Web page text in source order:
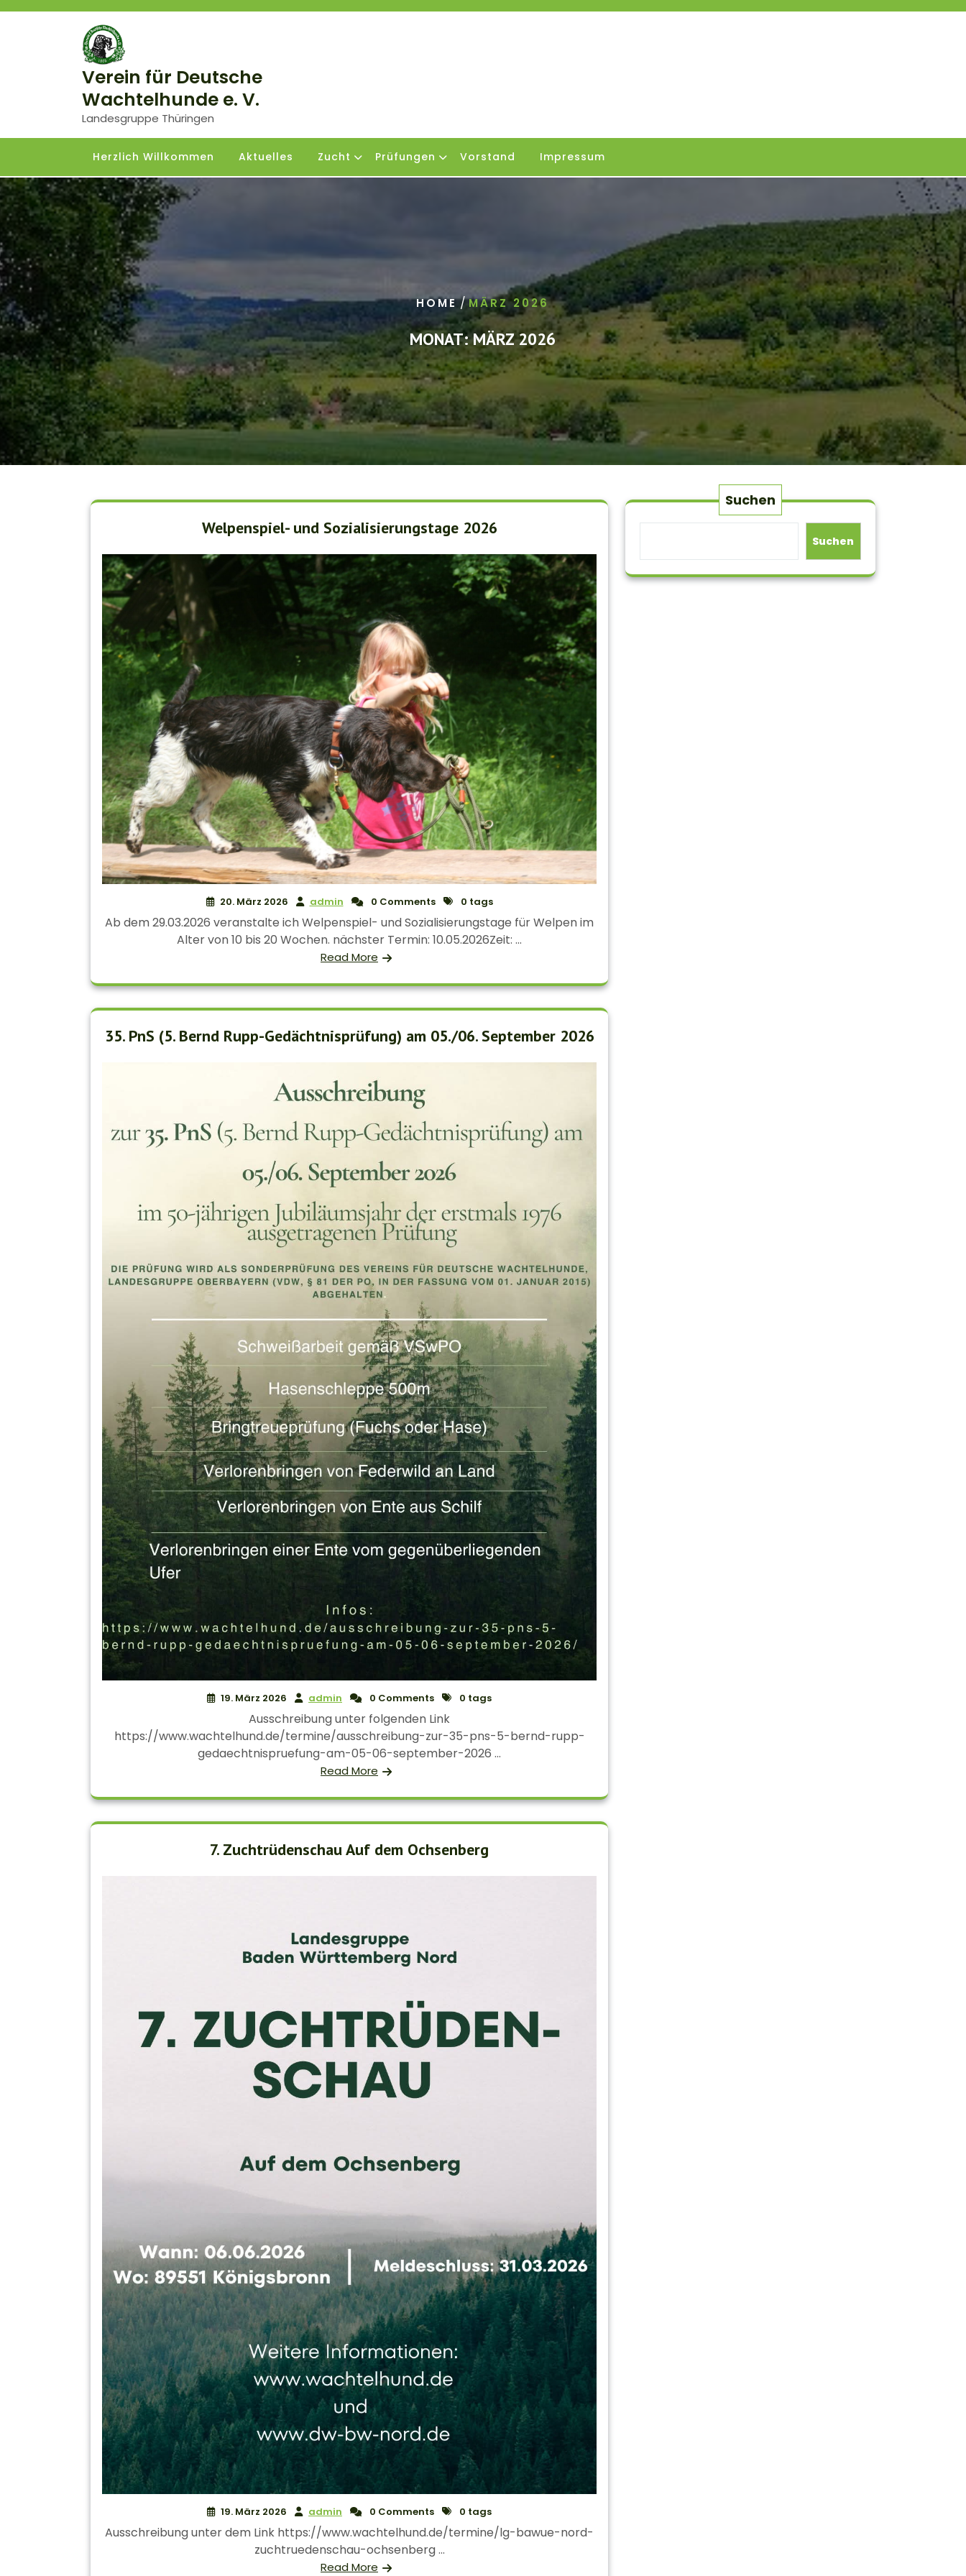
Skip
Verein für Deutsche
Wachtelhunde e. V.
Landesgruppe Thüringen
Herzlich Willkommen Aktuelles Zucht Prüfungen Vorstand Impressum
HOME/MÄRZ 2026
MONAT:MÄRZ 2026
Welpenspiel- und Sozialisierungstage 2026
20. März 2026 admin 0 Comments 0 tags
Ab dem 29.03.2026 veranstalte ich Welpenspiel- und Sozialisierungstage für Welpen im
Alter von 10 bis 20 Wochen. nächster Termin: 10.05.2026Zeit: ...
Read More
35. PnS (5. Bernd Rupp-Gedächtnisprüfung) am 05./06. September 2026
19. März 2026 admin 0 Comments 0 tags
Ausschreibung unter folgenden Link
https://www.wachtelhund.de/termine/ausschreibung-zur-35-pns-5-bernd-rupp-
gedaechtnispruefung-am-05-06-september-2026 ...
Read More
7. Zuchtrüdenschau Auf dem Ochsenberg
19. März 2026 admin 0 Comments 0 tags
Ausschreibung unter dem Link https://www.wachtelhund.de/termine/lg-bawue-nord-
zuchtruedenschau-ochsenberg ...
Read More
Suchen
Suchen